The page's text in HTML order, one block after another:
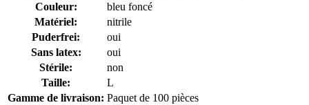
Couleur:
bleu foncé
Matériel:
nitrile
Puderfrei:
oui
Sans latex:
oui
Stérile:
non
Taille:
L
Gamme de livraison: Paquet de 100 pièces